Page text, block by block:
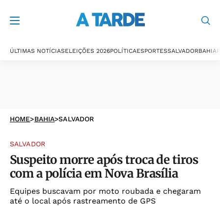
ÚLTIMAS NOTÍCIASELEIÇÕES 2026POLÍTICAESPORTESSALVADORBAHIA
HOME>BAHIA>SALVADOR
SALVADOR
Suspeito morre após troca de tiros
com a polícia em Nova Brasília
Equipes buscavam por moto roubada e chegaram
até o local após rastreamento de GPS